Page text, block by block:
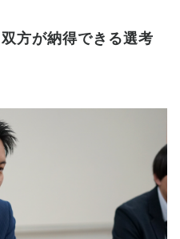
方が納得できる選考